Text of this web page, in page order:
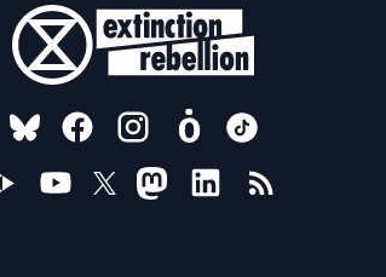
FOLLOW US ON